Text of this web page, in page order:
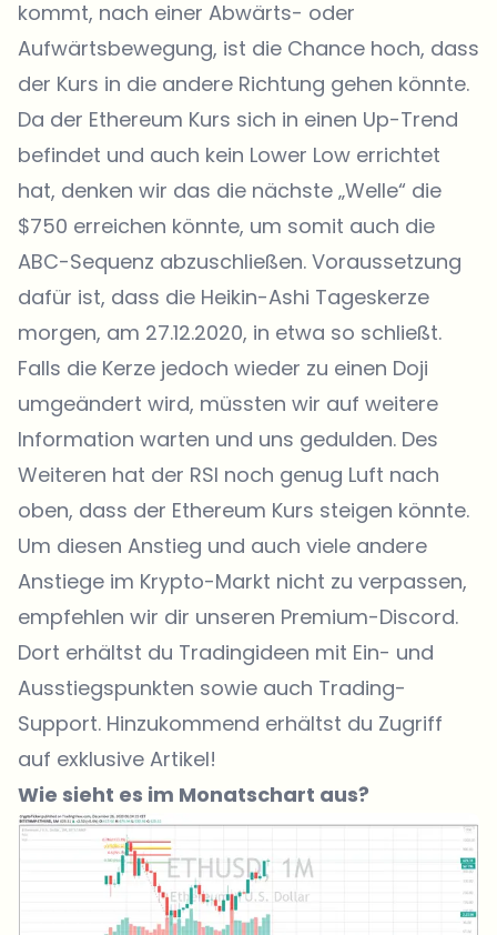
kommt, nach einer Abwärts- oder
Aufwärtsbewegung, ist die Chance hoch, dass
der Kurs in die andere Richtung gehen könnte.
Da der Ethereum Kurs sich in einen Up-Trend
befindet und auch kein Lower Low errichtet
hat, denken wir das die nächste „Welle“ die
$750 erreichen könnte, um somit auch die
ABC-Sequenz abzuschließen. Voraussetzung
dafür ist, dass die Heikin-Ashi Tageskerze
morgen, am 27.12.2020, in etwa so schließt.
Falls die Kerze jedoch wieder zu einen Doji
umgeändert wird, müssten wir auf weitere
Information warten und uns gedulden. Des
Weiteren hat der RSI noch genug Luft nach
oben, dass der Ethereum Kurs steigen könnte.
Um diesen Anstieg und auch viele andere
Anstiege im Krypto-Markt nicht zu verpassen,
empfehlen wir dir unseren Premium-Discord.
Dort erhältst du Tradingideen mit Ein- und
Ausstiegspunkten sowie auch Trading-
Support. Hinzukommend erhältst du Zugriff
auf exklusive Artikel!
Wie sieht es im Monatschart aus?